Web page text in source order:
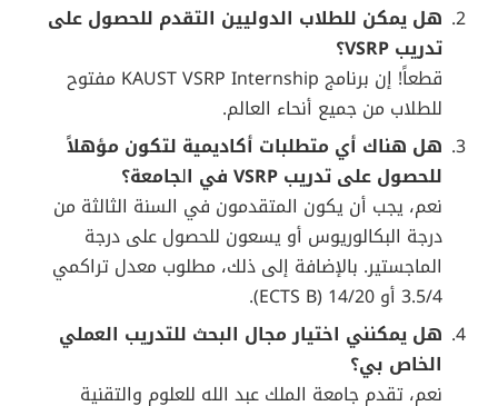
هل يمكن للطلاب الدوليين التقدم للحصول على
تدريب VSRP؟
قطعاً! إن برنامج KAUST VSRP Internship مفتوح
للطلاب من جميع أنحاء العالم.
هل هناك أي متطلبات أكاديمية لتكون مؤهلاً
للحصول على تدريب VSRP في ا
لجامعة؟
نعم، يجب أن يكون المتقدمون في السنة الثالثة من
درجة البكالوريوس أو يسعون للحصول على درجة
الماجستير. بالإضافة إلى ذلك، مطلوب معدل تراكمي
3.5/4 أو 14/20 (ECTS B).
هل يمكنني اختيار مجال البحث للتدريب العملي
الخاص بي؟
نعم، تقدم جامعة الملك عبد الله للعلوم والتقنية